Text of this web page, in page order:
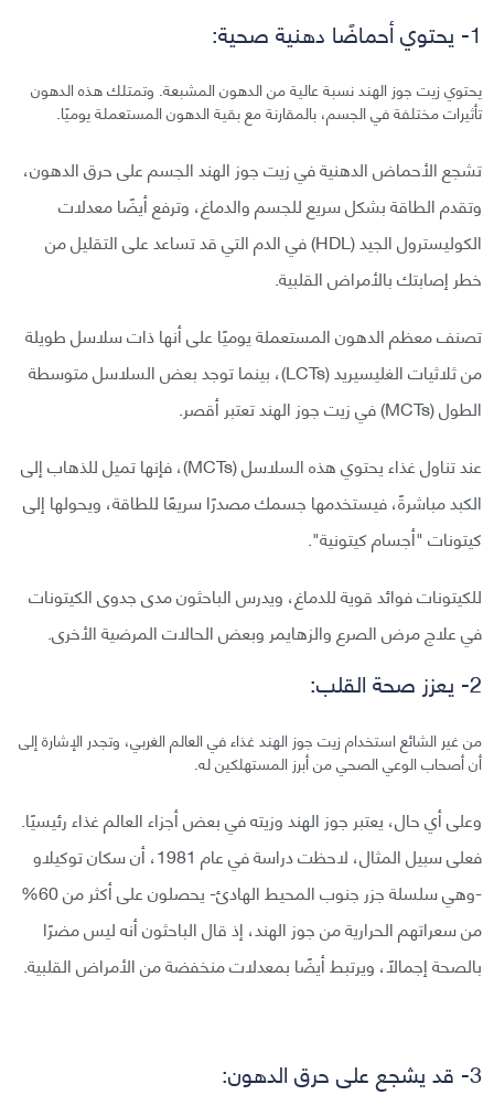
1- يحتوي أحماضًا دهنية صحية:
يحتوي زيت جوز الهند نسبة عالية من الدهون المشبعة. وتمتلك هذه الدهون
تأثيرات مختلفة في الجسم، بالمقارنة مع بقية الدهون المستعملة يوميًا.
تشجع الأحماض الدهنية في زيت جوز الهند الجسم على حرق الدهون،
وتقدم الطاقة بشكل سريع للجسم والدماغ، وترفع أيضًا معدلات
الكوليسترول الجيد (HDL) في الدم التي قد تساعد على التقليل من
خطر إصابتك بالأمراض القلبية.
تصنف معظم الدهون المستعملة يوميًا على أنها ذات سلاسل طويلة
من ثلاثيات الغليسيريد (LCTs)، بينما توجد بعض السلاسل متوسطة
الطول (MCTs) في زيت جوز الهند تعتبر أقصر.
عند تناول غذاء يحتوي هذه السلاسل (MCTs)، فإنها تميل للذهاب إلى
الكبد مباشرةً، فيستخدمها جسمك مصدرًا سريعًا للطاقة، ويحولها إلى
كيتونات "أجسام كيتونية".
للكيتونات فوائد قوية للدماغ، ويدرس الباحثون مدى جدوى الكيتونات
في علاج مرض الصرع والزهايمر وبعض الحالات المرضية الأخرى.
2- يعزز صحة القلب:
من غير الشائع استخدام زيت جوز الهند غذاء في العالم الغربي، وتجدر الإشارة إلى
أن أصحاب الوعي الصحي من أبرز المستهلكين له.
وعلى أي حال، يعتبر جوز الهند وزيته في بعض أجزاء العالم غذاء رئيسيًا.
فعلى سبيل المثال، لاحظت دراسة في عام 1981، أن سكان توكيلاو
-وهي سلسلة جزر جنوب المحيط الهادئ- يحصلون على أكثر من 60%
من سعراتهم الحرارية من جوز الهند، إذ قال الباحثون أنه ليس مضرًا
بالصحة إجمالاً، ويرتبط أيضًا بمعدلات منخفضة من الأمراض القلبية.
3- قد يشجع على حرق الدهون: